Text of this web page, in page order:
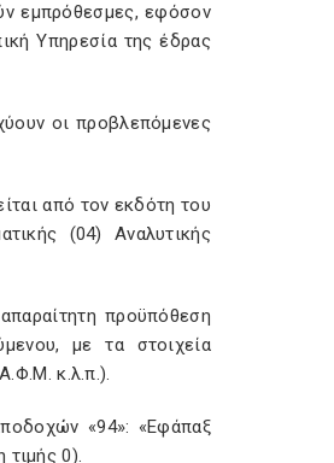
εμπρόθεσμες, εφόσον
Υπηρεσία της έδρας
οι προβλεπόμενες
από τον εκδότη του
(04) Αναλυτικής
προϋπόθεση
με τα στοιχεία
κ.λ.π.).
«94»: «Εφάπαξ
0).